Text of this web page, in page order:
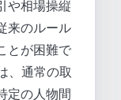
や相場操縦
来のルール
とが困難で
、通常の取
定の人物間